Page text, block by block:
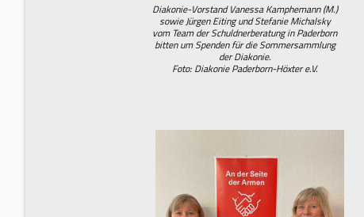
Diakonie-Vorstand Vanessa Kamphemann (M.)
sowie Jürgen Eiting und Stefanie Michalsky
vom Team der Schuldnerberatung in Paderborn
bitten um Spenden für die Sommersammlung
der Diakonie.
Foto: Diakonie Paderborn-Höxter e.V.